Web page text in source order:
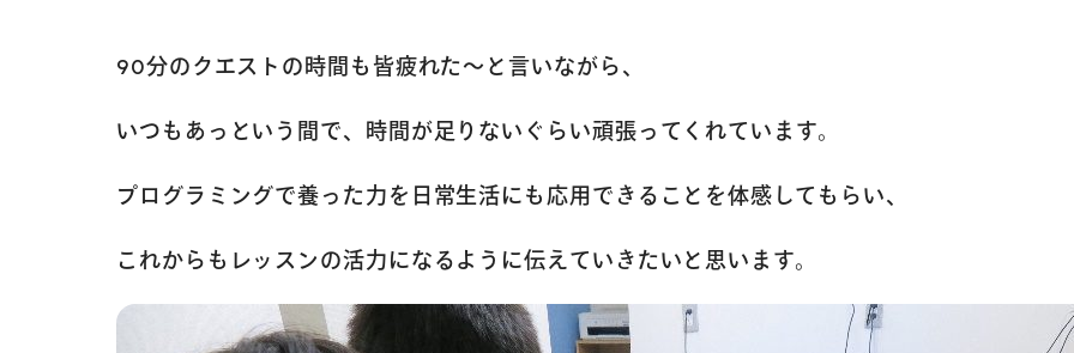
よくあるご質
お問い合わせ
90分のクエストの時間も皆疲れた～と言いながら、
いつもあっという間で、時間が足りないぐらい頑張ってくれています。
プログラミングで養った力を日常生活にも応用できることを体感してもらい、
これからもレッスンの活力になるように伝えていきたいと思います。